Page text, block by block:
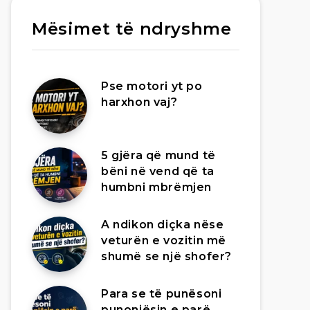
Mësimet të ndryshme
Pse motori yt po
harxhon vaj?
5 gjëra që mund të
bëni në vend që ta
humbni mbrëmjen
A ndikon diçka nëse
veturën e vozitin më
shumë se një shofer?
Para se të punësoni